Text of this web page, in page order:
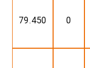
0
79.450